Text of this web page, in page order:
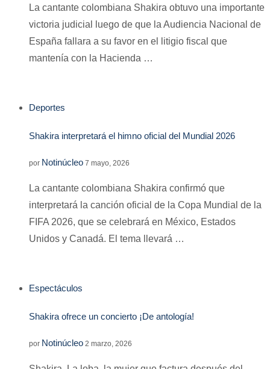
La cantante colombiana Shakira obtuvo una importante
victoria judicial luego de que la Audiencia Nacional de
España fallara a su favor en el litigio fiscal que
mantenía con la Hacienda …
Deportes
Shakira interpretará el himno oficial del Mundial 2026
por Notinúcleo 7 mayo, 2026
La cantante colombiana Shakira confirmó que
interpretará la canción oficial de la Copa Mundial de la
FIFA 2026, que se celebrará en México, Estados
Unidos y Canadá. El tema llevará …
Espectáculos
Shakira ofrece un concierto ¡De antología!
por Notinúcleo 2 marzo, 2026